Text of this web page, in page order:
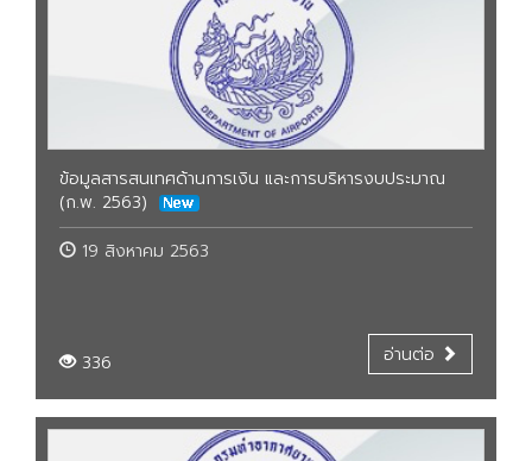
ข้อมูลสารสนเทศด้านการเงิน และการบริหารงบประมาณ
(ก.พ. 2563)
19 สิงหาคม 2563
336 อ่านต่อ